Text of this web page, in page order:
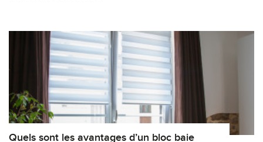
Quels sont les avantages d’un bloc baie